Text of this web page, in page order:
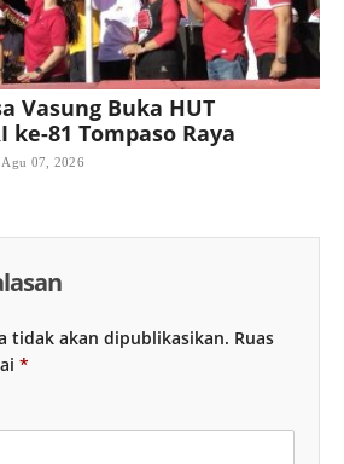
Vasung Buka HUT
ke-81 Tompaso Raya
Agu 07, 2026
tidak akan dipublikasikan. Ruas
*